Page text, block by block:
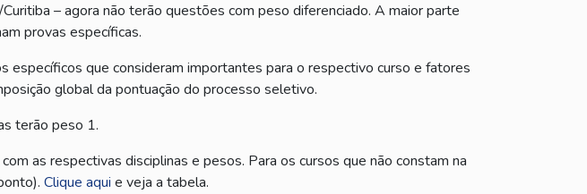
– agora não terão questões com peso diferenciado. A maior parte
provas específicas.
que consideram importantes para o respectivo curso e fatores
global da pontuação do processo seletivo.
terão peso 1.
as respectivas disciplinas e pesos. Para os cursos que não constam na
Clique aqui e veja a tabela.